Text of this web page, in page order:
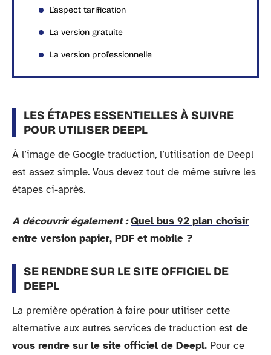
L’aspect tarification
La version gratuite
La version professionnelle
LES ÉTAPES ESSENTIELLES À SUIVRE
POUR UTILISER DEEPL
À l’image de Google traduction, l’utilisation de Deepl
est assez simple. Vous devez tout de même suivre les
étapes ci-après.
A découvrir également : Quel bus 92 plan choisir
entre version papier, PDF et mobile ?
SE RENDRE SUR LE SITE OFFICIEL DE
DEEPL
La première opération à faire pour utiliser cette
alternative aux autres services de traduction est de
vous rendre sur le site officiel de Deepl. Pour ce